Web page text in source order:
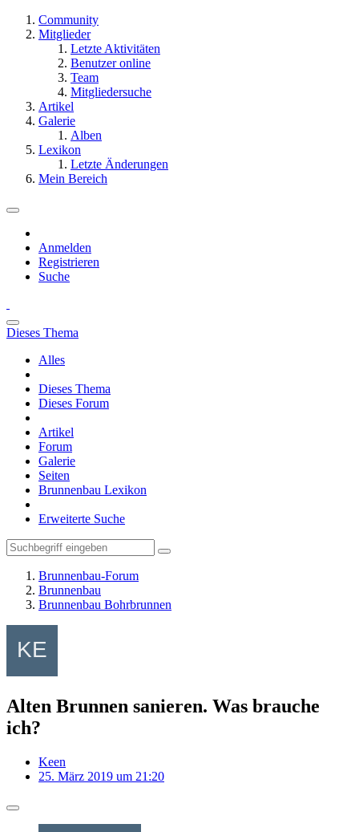
Community
Mitglieder
Letzte Aktivitäten
Benutzer online
Team
Mitgliedersuche
Artikel
Galerie
Alben
Lexikon
Letzte Änderungen
Mein Bereich
Anmelden
Registrieren
Suche
Dieses Thema
Alles
Dieses Thema
Dieses Forum
Artikel
Forum
Galerie
Seiten
Brunnenbau Lexikon
Erweiterte Suche
Brunnenbau-Forum
Brunnenbau
Brunnenbau Bohrbrunnen
Alten Brunnen sanieren. Was brauche
ich?
Keen
25. März 2019 um 21:20